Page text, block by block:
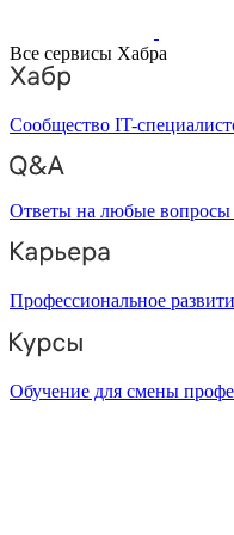
Все сервисы Хабра
Сообщество IT-
Ответы на любые вопросы
Профессиональное
Обучение для смены